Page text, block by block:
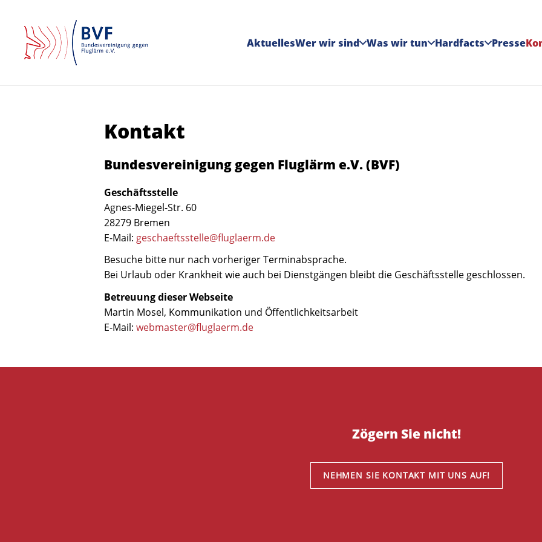
AktuellesWer wir sind Was wir tun Hardfacts Presse
Kontakt
Bundesvereinigung gegen Fluglärm e.V. (BVF)
Geschäftsstelle
Agnes-Miegel-Str. 60
28279 Bremen
E-Mail: geschaeftsstelle@fluglaerm.de
Besuche bitte nur nach vorheriger Terminabsprache.
Bei Urlaub oder Krankheit wie auch bei Dienstgängen bleibt die Geschäftsstelle geschlossen.
Betreuung dieser Webseite
Martin Mosel, Kommunikation und Öffentlichkeitsarbeit
E-Mail: webmaster@fluglaerm.de
Zögern Sie nicht!
NEHMEN SIE KONTAKT MIT UNS AUF!